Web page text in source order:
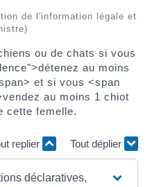
de l'information légale et
ou de chats si vous
au moins
et si vous <span
au moins 1 chiot
cette femelle.
replier Tout déplier
déclaratives,